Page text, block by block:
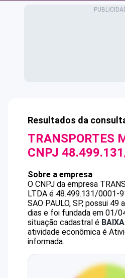
Resultados da
TRANSPORTES
CNPJ
Sobre a empresa
O CNPJ da empresa
LTDA é 48.499.131/0001-
SAO PAULO, SP, possui 49
dias e foi fundada em 01/
situação cadastral é
atividade econômica é
informada.